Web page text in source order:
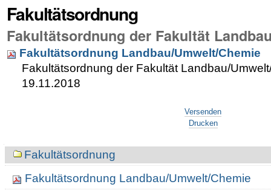
Fakultätsordnung
Fakultätsordnung der Fakultät
Fakultätsordnung Landbau/Umwelt/Chemie
Fakultätsordnung der Fakultät Landbau/
19.11.2018
Versenden
Drucken
NavigationFakultätsordnung
Fakultätsordnung Landbau/Umwelt/Chemie